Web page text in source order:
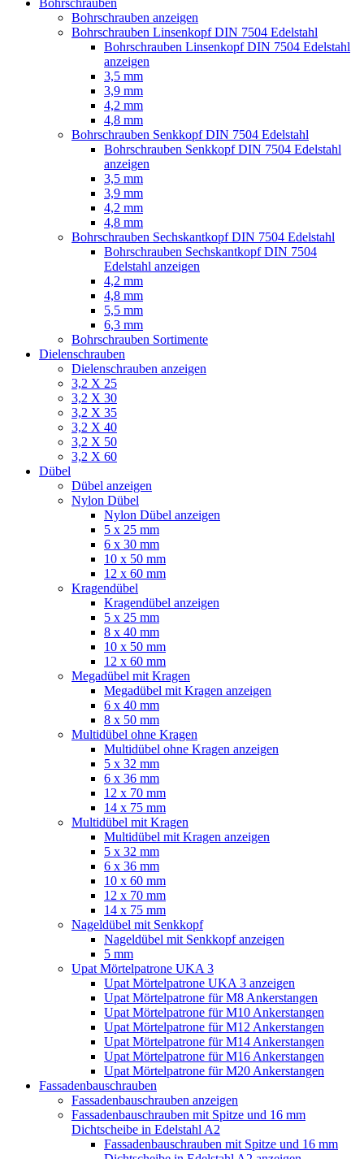
Bohrschrauben anzeigen
Bohrschrauben Linsenkopf DIN 7504 Edelstahl
Bohrschrauben Linsenkopf DIN 7504 Edelstahl
anzeigen
3,5 mm
3,9 mm
4,2 mm
4,8 mm
Bohrschrauben Senkkopf DIN 7504 Edelstahl
Bohrschrauben Senkkopf DIN 7504 Edelstahl
anzeigen
3,5 mm
3,9 mm
4,2 mm
4,8 mm
Bohrschrauben Sechskantkopf DIN 7504 Edelstahl
Bohrschrauben Sechskantkopf DIN 7504
Edelstahl anzeigen
4,2 mm
4,8 mm
5,5 mm
6,3 mm
Bohrschrauben Sortimente
Dielenschrauben
Dielenschrauben anzeigen
3,2 X 25
3,2 X 30
3,2 X 35
3,2 X 40
3,2 X 50
3,2 X 60
Dübel
Dübel anzeigen
Nylon Dübel
Nylon Dübel anzeigen
5 x 25 mm
6 x 30 mm
10 x 50 mm
12 x 60 mm
Kragendübel
Kragendübel anzeigen
5 x 25 mm
8 x 40 mm
10 x 50 mm
12 x 60 mm
Megadübel mit Kragen
Megadübel mit Kragen anzeigen
6 x 40 mm
8 x 50 mm
Multidübel ohne Kragen
Multidübel ohne Kragen anzeigen
5 x 32 mm
6 x 36 mm
12 x 70 mm
14 x 75 mm
Multidübel mit Kragen
Multidübel mit Kragen anzeigen
5 x 32 mm
6 x 36 mm
10 x 60 mm
12 x 70 mm
14 x 75 mm
Nageldübel mit Senkkopf
Nageldübel mit Senkkopf anzeigen
5 mm
Upat Mörtelpatrone UKA 3
Upat Mörtelpatrone UKA 3 anzeigen
Upat Mörtelpatrone für M8 Ankerstangen
Upat Mörtelpatrone für M10 Ankerstangen
Upat Mörtelpatrone für M12 Ankerstangen
Upat Mörtelpatrone für M14 Ankerstangen
Upat Mörtelpatrone für M16 Ankerstangen
Upat Mörtelpatrone für M20 Ankerstangen
Fassadenbauschrauben
Fassadenbauschrauben anzeigen
Fassadenbauschrauben mit Spitze und 16 mm
Dichtscheibe in Edelstahl A2
Fassadenbauschrauben mit Spitze und 16 mm